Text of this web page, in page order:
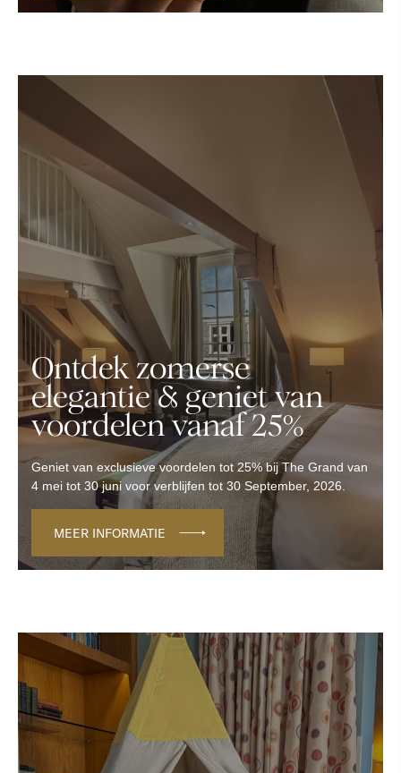
Ontdek zomerse
elegantie & geniet van
voordelen vanaf 25%
Geniet van exclusieve voordelen tot 25% bij The Grand van
4 mei tot 30 juni voor verblijfen tot 30 September, 2026.
MEER INFORMATIE